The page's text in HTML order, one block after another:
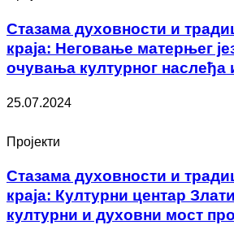
Стазама духовности и
краја: Неговање матерњег
очувања културног наслеђа
25.07.2024
Пројекти
Стазама духовности и
краја: Културни центар
културни и духовни мост